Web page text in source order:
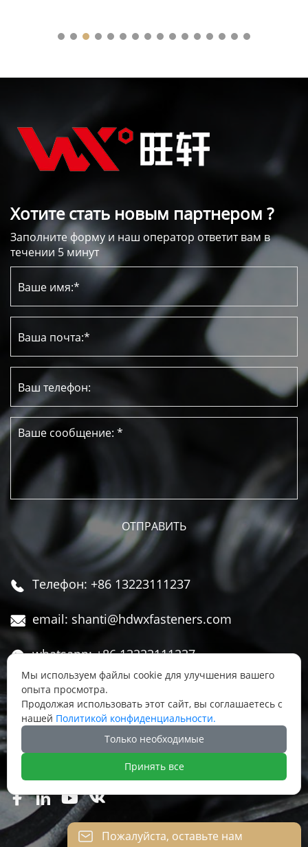
Пожалуйста, оставьте нам
Хотите стать новым партнером ?
Заполните форму и наш оператор ответит вам в
течении 5 минут
 Телефон: +86 13223111237
 email: shanti@hdwxfasteners.com
 whatsapp: +86 13223111237
 We Chat: +86 13223111237
 Адрес: Северная часть Западной улицы,
Чжоуцунь, поселок Сису, район Юннянь,
город Ханьдань, провинция Хэбэй, Китай
   
Мы используем файлы cookie для улучшения вашего
опыта просмотра.
Продолжая использовать этот сайт, вы соглашаетесь с
нашей Политикой конфиденциальности.
Только необходимые
Принять все